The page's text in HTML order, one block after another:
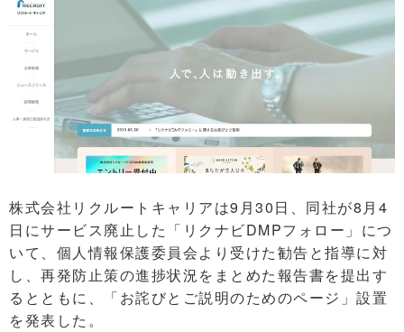
株式会社リクルートキャリアは9月30日、同社が8月4
日にサービス廃止した「リクナビDMPフォロー」につ
いて、個人情報保護委員会より受けた勧告と指導に対
し、再発防止策の進捗状況をまとめた報告書を提出す
るとともに、「お詫びとご説明のためのページ」設置
を発表した。